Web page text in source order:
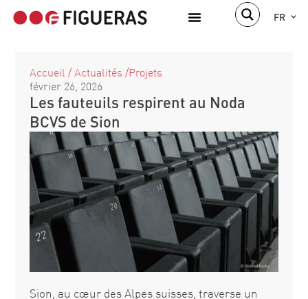
FR
Accueil /Actualités /Projets
février 26, 2026
Les fauteuils respirent au Noda
BCVS de Sion
Sion, au cœur des Alpes suisses, traverse un